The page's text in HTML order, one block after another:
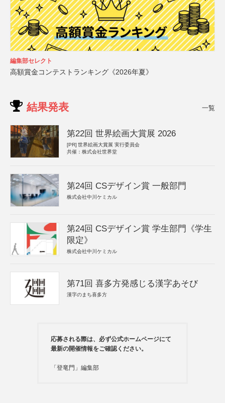
編集部セレクト
高額賞金コンテストランキング《2026年夏》
結果発表 一覧
第22回 世界絵画大賞展 2026
[PR] 世界絵画大賞展 実行委員会
共催：株式会社世界堂
第24回 CSデザイン賞 一般部門
株式会社中川ケミカル
第24回 CSデザイン賞 学生部門《学生
限定》
株式会社中川ケミカル
第71回 喜多方発感じる漢字あそび
漢字のまち喜多方
応募される際は、必ず公式ホームページにて
最新の開催情報をご確認ください。
「登竜門」編集部